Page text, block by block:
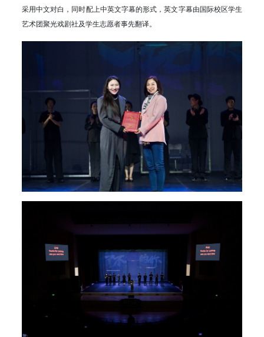
采用中文对白，同时配上中英文字幕的形式，英文字幕由国际校区学生
艺术团聚光戏剧社及学生志愿者事先翻译。